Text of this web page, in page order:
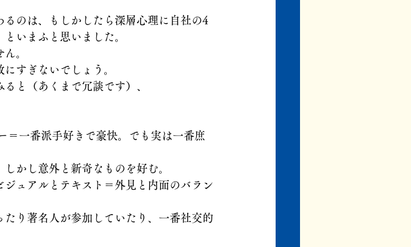
のは、もしかしたら深層心理に自社の4
いまふと思いました。
。
すぎないでしょう。
と（あくまで冗談です）、
＝一番派手好きで豪快。でも実は一番庶
かし意外と新奇なものを好む。
ュアルとテキスト＝外見と内面のバラン
り著名人が参加していたり、一番社交的